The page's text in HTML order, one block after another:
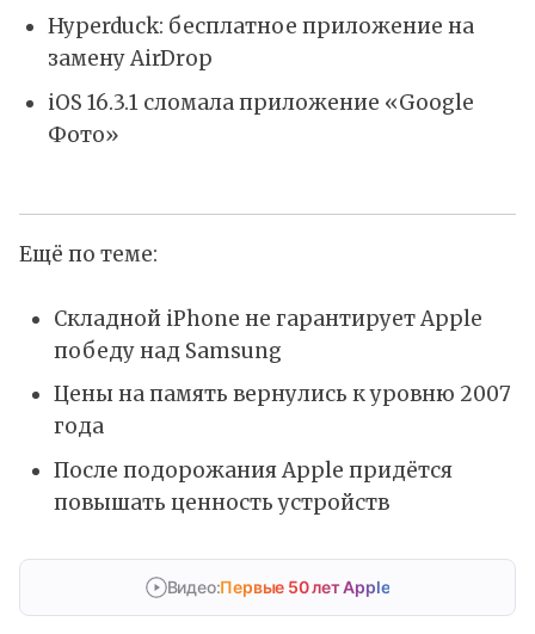
Hyperduck: бесплатное приложение на
замену AirDrop
iOS 16.3.1 сломала приложение «Google
Фото»
Ещё по теме:
Складной iPhone не гарантирует Apple
победу над Samsung
Цены на память вернулись к уровню 2007
года
После подорожания Apple придётся
повышать ценность устройств
Видео:Первые 50 лет Apple